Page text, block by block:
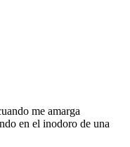
me amarga
en el inodoro de una